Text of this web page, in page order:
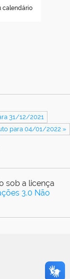
calendário
31/12/2021
para 04/01/2022 »
sob a licença
3.0 Não